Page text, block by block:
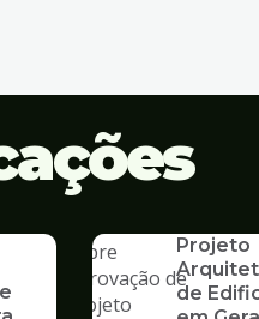
Projeto
de